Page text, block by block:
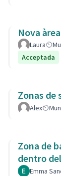
Nova
Laura
Acceptada
Zonas de
Alex
Zona de
dentro
Emma